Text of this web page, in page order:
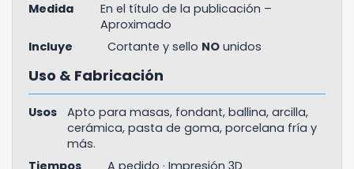
Medida
En el título de la publicación –
Aproximado
Incluye
Cortante y sello NO unidos
Uso & Fabricación
Usos
Apto para masas, fondant, ballina, arcilla,
cerámica, pasta de goma, porcelana fría y
más.
Tiempos
A pedido · Impresión 3D